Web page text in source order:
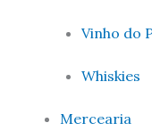
Vinho do
Whiskies
Mercearia